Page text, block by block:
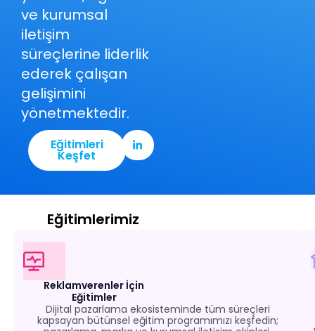
ve kurumsal
iletişim
süreçlerine liderlik
ederek çalışan
gelişimini
yönetmektedir.
Eğitimleri
Keşfet
Eğitimlerimiz
Reklamverenler İçin
Eğitimler
Dijital pazarlama ekosisteminde tüm süreçleri
kapsayan bütünsel eğitim programımızı keşfedin;